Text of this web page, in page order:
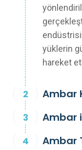
yüklerin
hareket
Ambar
Ambar
Ambar